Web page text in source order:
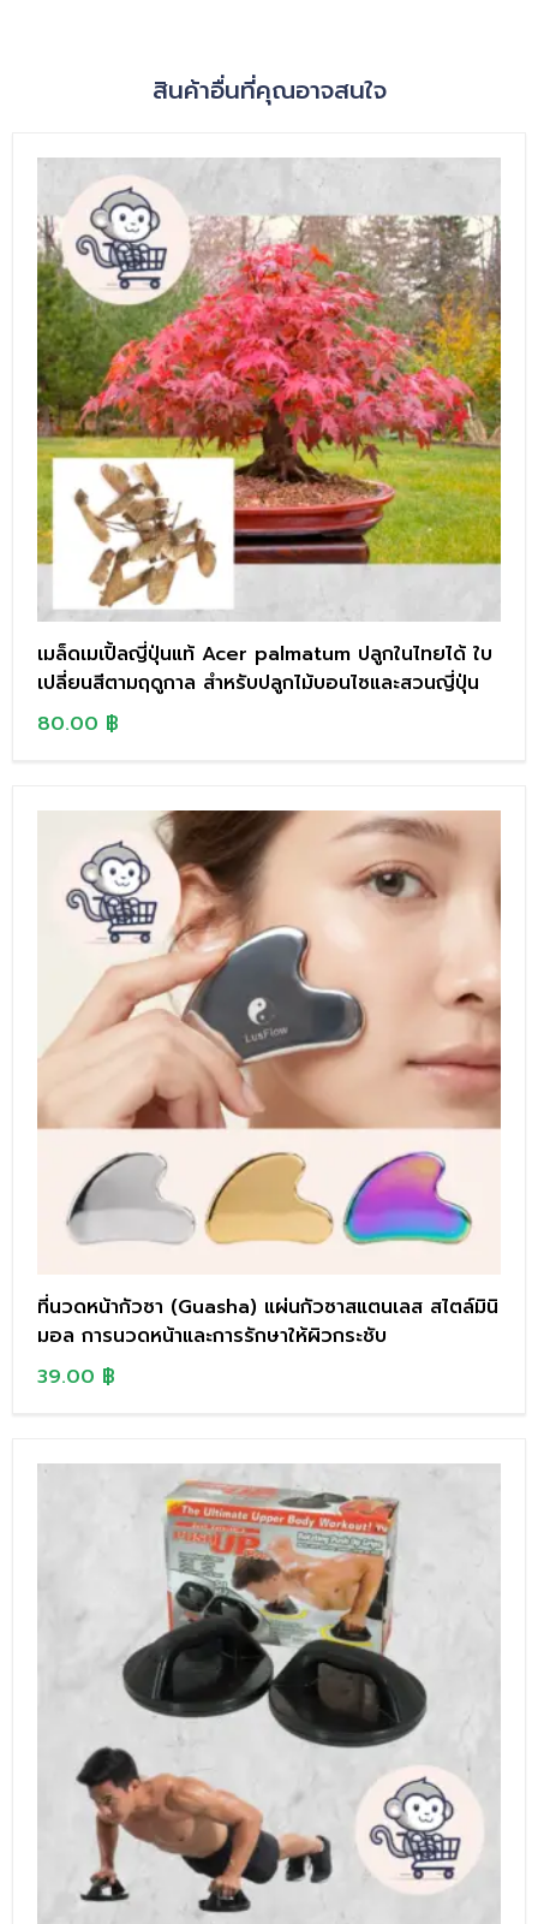
สินค้าอื่นที่คุณอาจสนใจ
เมล็ดเมเปิ้ลญี่ปุ่นแท้ Acer palmatum ปลูกในไทยได้ ใบ
เปลี่ยนสีตามฤดูกาล สำหรับปลูกไม้บอนไซและสวนญี่ปุ่น
80.00 ฿
ที่นวดหน้ากัวซา (Guasha) แผ่นกัวซาสแตนเลส สไตล์มินิ
มอล การนวดหน้าและการรักษาให้ผิวกระชับ
39.00 ฿